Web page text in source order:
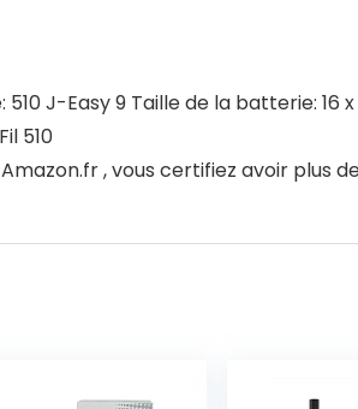
J-Easy 9 Taille de la batterie: 16 x
510
, vous certifiez avoir plus de